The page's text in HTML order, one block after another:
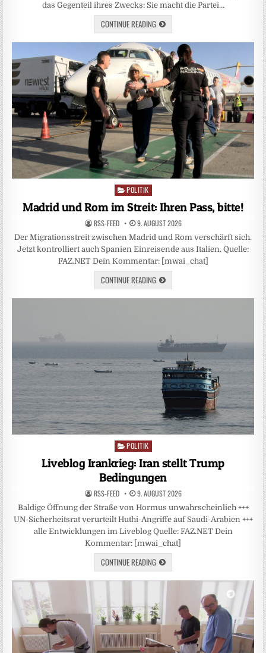
das Gegenteil ihres Zwecks: Sie macht die Partei…
CONTINUE READING
Posted
in
POLITIK
Madrid und Rom im Streit: Ihren Pass, bitte!
RSS-FEED 9. AUGUST 2026
Der Migrationsstreit zwischen Madrid und Rom verschärft sich.
Jetzt kontrolliert auch Spanien Einreisende aus Italien. Quelle:
FAZ.NET Dein Kommentar: [mwai_chat]
CONTINUE READING
Posted
in
POLITIK
Liveblog Irankrieg: Iran stellt Trump
Bedingungen
RSS-FEED 9. AUGUST 2026
Baldige Öffnung der Straße von Hormus unwahrscheinlich +++
UN-Sicherheitsrat verurteilt Huthi-Angriffe auf Saudi-Arabien +++
alle Entwicklungen im Liveblog Quelle: FAZ.NET Dein
Kommentar: [mwai_chat]
CONTINUE READING